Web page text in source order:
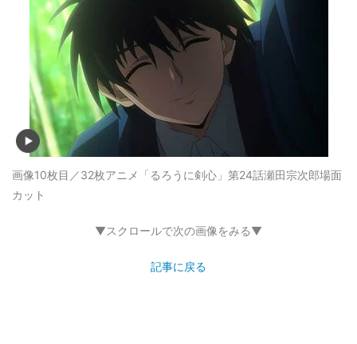
画像10枚目／32枚アニメ「るろうに剣心」第24話瀬田宗次郎場面
カット
▼スクロールで次の画像をみる▼
記事に戻る